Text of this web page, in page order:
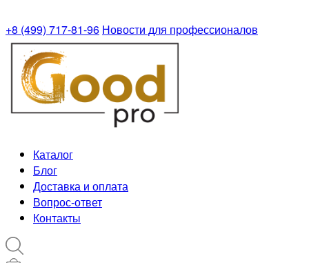
+8 (499) 717-81-96 Новости для профессионалов
Каталог
Блог
Доставка и оплата
Вопрос-ответ
Контакты